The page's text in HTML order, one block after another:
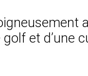
et